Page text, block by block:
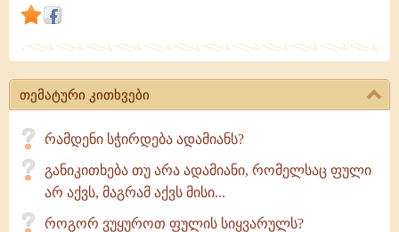
ღატაკთათვის
აგროვებ,
რადგან
ქვრივი
დედაკაცის
ორმა
ლეპტამ
შეიძინა
სასუფეველი
ცათა
თემატური კითხვები
რამდენი სჭირდება ადამიანს?
განიკითხება თუ არა ადამიანი, რომელსაც ფული
არ აქვს, მაგრამ აქვს მისი...
როგორ ვუყუროთ ფულის სიყვარულს?